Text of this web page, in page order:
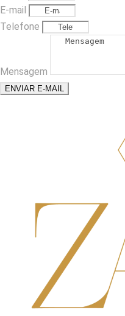
E-mail
Telefone
Mensagem
ENVIAR E-MAIL